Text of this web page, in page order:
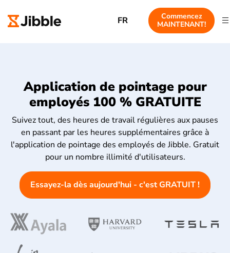
FR
Commencez
MAINTENANT!
Application de pointage pour
employés 100 % GRATUITE
Suivez tout, des heures de travail régulières aux pauses
en passant par les heures supplémentaires grâce à
l'application de pointage des employés de Jibble. Gratuit
pour un nombre illimité d'utilisateurs.
Essayez-la dès aujourd'hui - c'est GRATUIT !